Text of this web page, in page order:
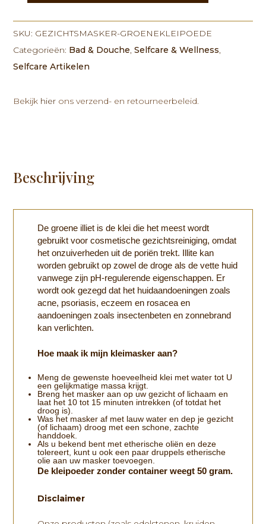
Poeder
-
SKU: GEZICHTSMASKER-GROENEKLEIPOEDE
Categorieën: Bad & Douche,Selfcare & Wellness,
Selfcare Artikelen
Bekijk hier ons verzend- en retourneerbeleid.
Beschrijving
De groene illiet is de klei die het meest wordt
gebruikt voor cosmetische gezichtsreiniging, omdat
het onzuiverheden uit de poriën trekt. Illite kan
worden gebruikt op zowel de droge als de vette huid
vanwege zijn pH-regulerende eigenschappen. Er
wordt ook gezegd dat het huidaandoeningen zoals
acne, psoriasis, eczeem en rosacea en
aandoeningen zoals insectenbeten en zonnebrand
kan verlichten.
Hoe maak ik mijn kleimasker aan?
Meng de gewenste hoeveelheid klei met water tot U
een gelijkmatige massa krijgt.
Breng het masker aan op uw gezicht of lichaam en
laat het 10 tot 15 minuten intrekken (of totdat het
droog is).
Was het masker af met lauw water en dep je gezicht
(of lichaam) droog met een schone, zachte
handdoek.
Als u bekend bent met etherische oliën en deze
tolereert, kunt u ook een paar druppels etherische
olie aan uw masker toevoegen.
De kleipoeder zonder container weegt 50 gram.
Disclaimer